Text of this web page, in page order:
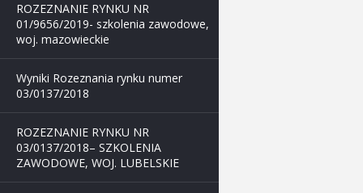
ROZEZNANIE RYNKU NR
01/9656/2019- szkolenia zawodowe,
woj. mazowieckie
Wyniki Rozeznania rynku numer
03/0137/2018
ROZEZNANIE RYNKU NR
03/0137/2018– SZKOLENIA
ZAWODOWE, WOJ. LUBELSKIE